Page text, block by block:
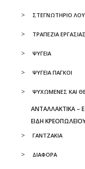
ΣΤΕΓΝΩΤΗΡΙΟ
ΤΡΑΠΕΖΙΑ ΕΡΓΑΣΙΑΣ
ΨΥΓΕΙΑ
ΨΥΓΕΙΑ ΠΑΓΚΟΙ
ΨΥΧΩΜΕΝΕΣ ΚΑΙ
ΑΝΤΑΛΛΑΚΤΙΚΆ –
ΕΙΔΗ
ΓΑΝΤΖΑΚΙΑ
ΔΙΑΦΟΡΑ